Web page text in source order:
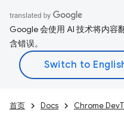
Google 会使用 AI 技术将内容
含错误。
首页 Docs Chrome